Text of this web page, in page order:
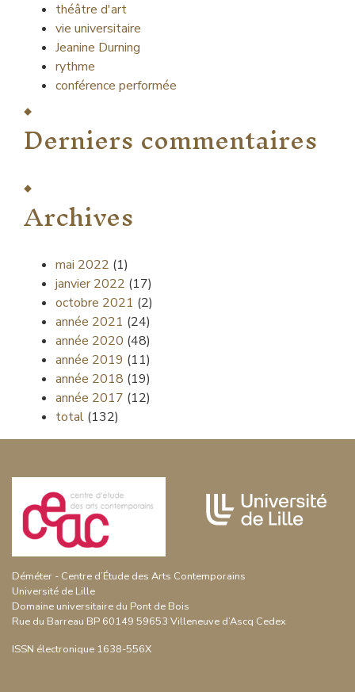
théâtre d'art
vie universitaire
Jeanine Durning
rythme
conférence performée
Derniers commentaires
Archives
mai 2022 (1)
janvier 2022 (17)
octobre 2021 (2)
année 2021 (24)
année 2020 (48)
année 2019 (11)
année 2018 (19)
année 2017 (12)
total (132)
Déméter - Centre d’Étude des Arts Contemporains
Université de Lille
Domaine universitaire du Pont de Bois
Rue du Barreau BP 60149 59653 Villeneuve d’Ascq Cedex
ISSN électronique 1638-556X